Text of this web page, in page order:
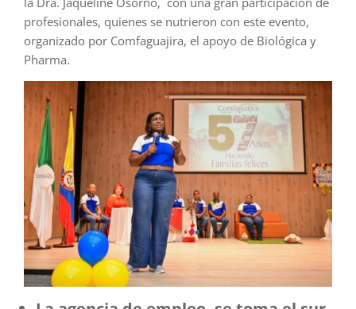
profesionales, quienes se nutrieron con este evento,
organizado por Comfaguajira, el apoyo de Biológica y
Pharma.